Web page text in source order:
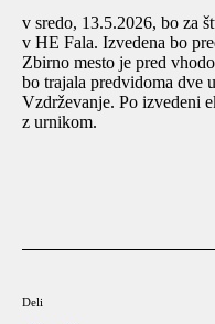
v sredo, 13.5.2026, bo za
v HE Fala. Izvedena bo
Zbirno mesto je pred
bo trajala predvidoma dve
Vzdrževanje. Po izvedeni
z urnikom.
Deli